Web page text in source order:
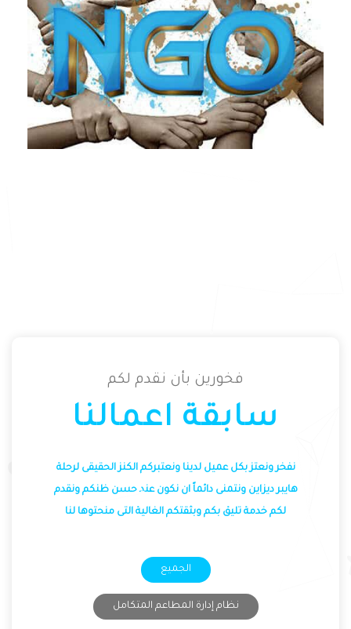
فخورين بأن نقدم لكم
سابقة اعمالنا
نفخر ونعتز بكل عميل لدينا ونعتبركم الكنز الحقيقى لرحلة
هايبر ديزاين ونتمنى دائماً ان نكون عند حسن ظنكم ونقدم
لكم خدمة تليق بكم وبثقتكم الغالية التى منحتوها لنا
الجميع
نظام إدارة المطاعم المتكامل